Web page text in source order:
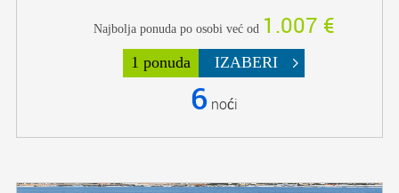
6noći
Najbolja ponuda po osobi već od 1.007 €
1 ponuda IZABERI